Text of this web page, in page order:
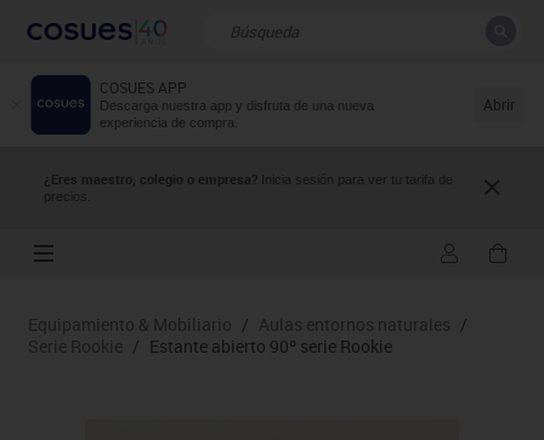
COSUES APP
Descarga nuestra app y disfruta de una nueva
experiencia de compra.
Abrir
¿Eres maestro, colegio o empresa? Inicia sesión para ver tu tarifa de
precios.
Resultados de la búsqueda
Equipamiento & Mobiliario / Aulas entornos naturales /
Serie Rookie / Estante abierto 90º serie Rookie